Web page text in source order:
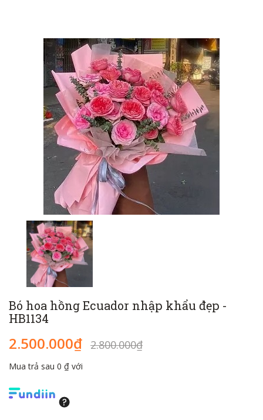
Bó hoa hồng Ecuador nhập khẩu đẹp -
HB1134
2.500.000₫ 2.800.000₫
Mua trả sau 0 ₫ với